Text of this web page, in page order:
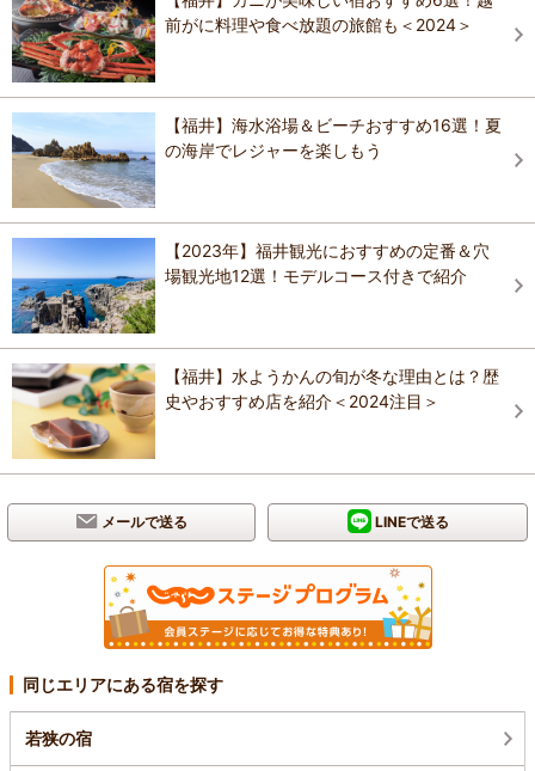
前がに料理や食べ放題の旅館も＜2024＞
【福井】海水浴場＆ビーチおすすめ16選！夏
の海岸でレジャーを楽しもう
【2023年】福井観光におすすめの定番＆穴
場観光地12選！モデルコース付きで紹介
【福井】水ようかんの旬が冬な理由とは？歴
史やおすすめ店を紹介＜2024注目＞
メールで送る LINEで送る
同じエリアにある宿を探す
若狭の宿